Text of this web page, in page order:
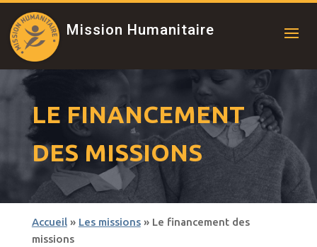
Mission Humanitaire
LE FINANCEMENT
DES MISSIONS
Accueil» Les missions» Le financement des
missions